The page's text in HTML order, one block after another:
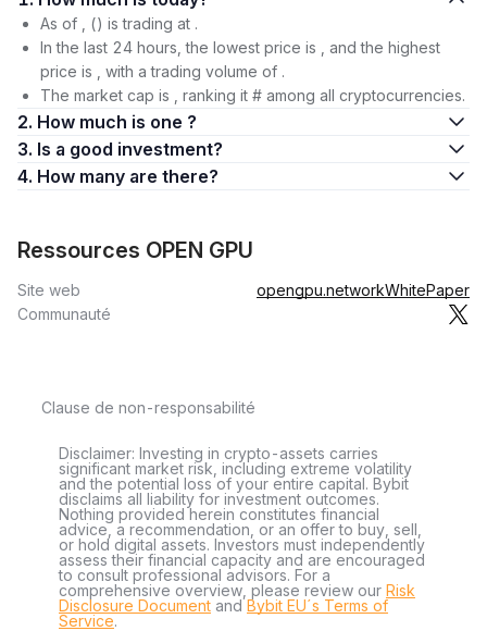
As of , () is trading at .
In the last 24 hours, the lowest price is , and the highest
price is , with a trading volume of .
The market cap is , ranking it # among all cryptocurrencies.
2. How much is one ?
3. Is a good investment?
4. How many are there?
Ressources OPEN GPU
Site web opengpu.networkWhitePaper
Communauté
Clause de non-responsabilité
Disclaimer: Investing in crypto-assets carries
significant market risk, including extreme volatility
and the potential loss of your entire capital. Bybit
disclaims all liability for investment outcomes.
Nothing provided herein constitutes financial
advice, a recommendation, or an offer to buy, sell,
or hold digital assets. Investors must independently
assess their financial capacity and are encouraged
to consult professional advisors. For a
comprehensive overview, please review our Risk
Disclosure Document andBybit EU´s Terms of
Service.